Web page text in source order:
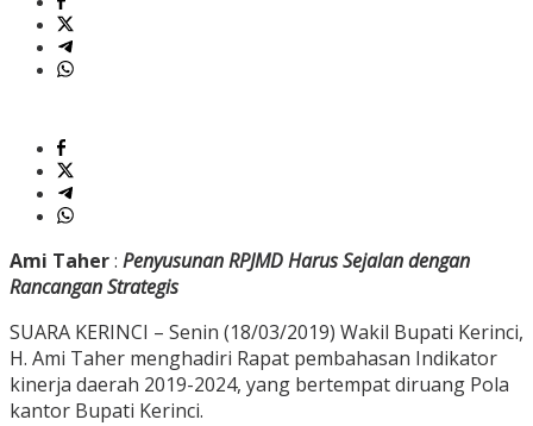
Ami Taher: Penyusunan RPJMD Harus Sejalan dengan
Rancangan Strategis
SUARA KERINCI – Senin (18/03/2019) Wakil Bupati Kerinci,
H. Ami Taher menghadiri Rapat pembahasan Indikator
kinerja daerah 2019-2024, yang bertempat diruang Pola
kantor Bupati Kerinci.